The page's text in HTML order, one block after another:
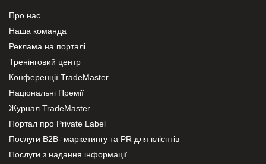
Про нас
Наша команда
Реклама на порталі
Тренінговий центр
Конференції TradeMaster
Національні Премії
Журнал TradeMaster
Портал про Private Label
Послуги В2В- маркетингу та PR для клієнтів
Послуги з надання інформації